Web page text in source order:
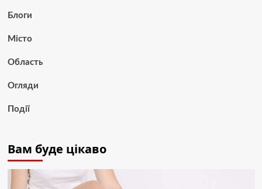
Блоги
Місто
Область
Огляди
Події
Вам буде цікаво